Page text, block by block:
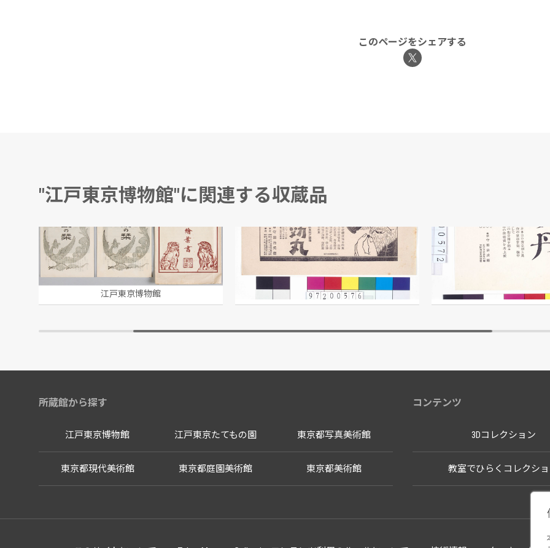
このページをシェアする
"江戸東京博物館"に関連する収蔵品
明治神宮絵葉書 袋
江戸東京博物館
「立効丸」広告
宝丹総舗 守田治兵衛/製作
江戸東京博物館
「宝丹」広告
本舗 守田治兵衛/製作
江戸東京博物
所蔵館から探す
江戸東京博物館 江戸東京たてもの園 東京都写真美術館
東京都現代美術館 東京都庭園美術館 東京都美術館
コンテンツ
3Dコレクション
教室でひらくコレクシ